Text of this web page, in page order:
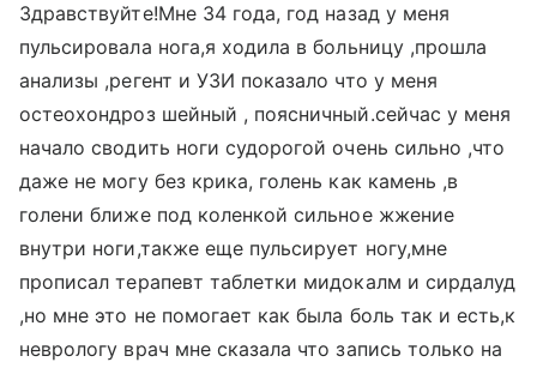
Здравствуйте!Мне 34 года, год назад у меня
пульсировала нога,я ходила в больницу ,прошла
анализы ,регент и УЗИ показало что у меня
остеохондроз шейный , поясничный.сейчас у меня
начало сводить ноги судорогой очень сильно ,что
даже не могу без крика, голень как камень ,в
голени ближе под коленкой сильное жжение
внутри ноги,также еще пульсирует ногу,мне
прописал терапевт таблетки мидокалм и сирдалуд
,но мне это не помогает как была боль так и есть,к
неврологу врач мне сказала что запись только на